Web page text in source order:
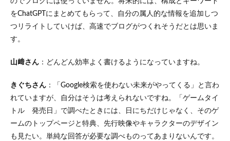
をChatGPTにまとめてもらって、自分の属人的な情報を追加しつ
つリライトしていけば、高速でブログがつくれそうだとは思いま
す。
山﨑さん ：どんどん効率よく書けるようになっていますね。
きぐちさん ：「Google検索を使わない未来がやってくる」と言わ
れていますが、自分はそうは考えられないですね。「ゲームタイ
トル 発売日」で調べたときには、日にちだけじゃなく、そのゲ
ームのトップページと特典、先行映像やキャラクターのデザイン
も見たい。単純な回答が必要な調べものってあまりないんです。